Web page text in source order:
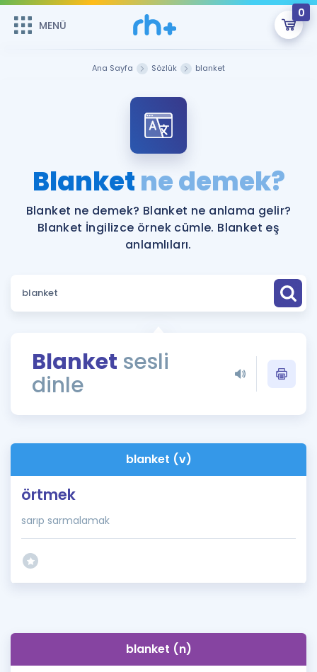
MENÜ
0
ÜYE DEĞİLİM
Sepetin Şu An Boş.
Remzi Hoca ile seni sınava hazırlayacak onlarca eğitim seni
bekliyor!
MENÜ
Faydalı Araçlar
Sözlük
Rehberlik Aracı
ÖSYM Sınav Takvimi
İngilizce Gramer
Hakkımızda
Ana Sayfa Sözlük blanket
Blanketne demek?
Blanket ne demek? Blanket ne anlama gelir?
Blanket İngilizce örnek cümle. Blanket eş
anlamlıları.
Blanket sesli
dinle
blanket (v)
örtmek
sarıp sarmalamak
blanket (n)